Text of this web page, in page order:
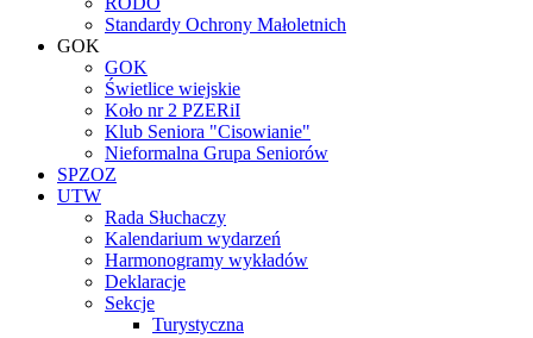
Standardy Ochrony Małoletnich
GOK
GOK
Świetlice wiejskie
Koło nr 2 PZERiI
Klub Seniora "Cisowianie"
Nieformalna Grupa Seniorów
SPZOZ
UTW
Rada Słuchaczy
Kalendarium wydarzeń
Harmonogramy wykładów
Deklaracje
Sekcje
Turystyczna